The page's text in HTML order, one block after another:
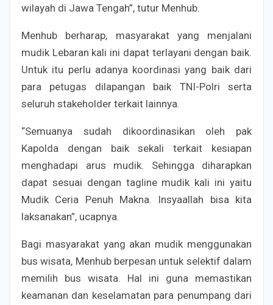
wilayah di Jawa Tengah”, tutur Menhub.
Menhub berharap, masyarakat yang menjalani
mudik Lebaran kali ini dapat terlayani dengan baik.
Untuk itu perlu adanya koordinasi yang baik dari
para petugas dilapangan baik TNI-Polri serta
seluruh stakeholder terkait lainnya.
“Semuanya sudah dikoordinasikan oleh pak
Kapolda dengan baik sekali terkait kesiapan
menghadapi arus mudik. Sehingga diharapkan
dapat sesuai dengan tagline mudik kali ini yaitu
Mudik Ceria Penuh Makna. Insyaallah bisa kita
laksanakan”, ucapnya.
Bagi masyarakat yang akan mudik menggunakan
bus wisata, Menhub berpesan untuk selektif dalam
memilih bus wisata. Hal ini guna memastikan
keamanan dan keselamatan para penumpang dari